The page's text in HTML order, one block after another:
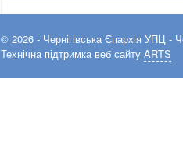
© 2026 - Чернігівська Єпархія УПЦ -
Технічна підтримка веб сайту ARTS